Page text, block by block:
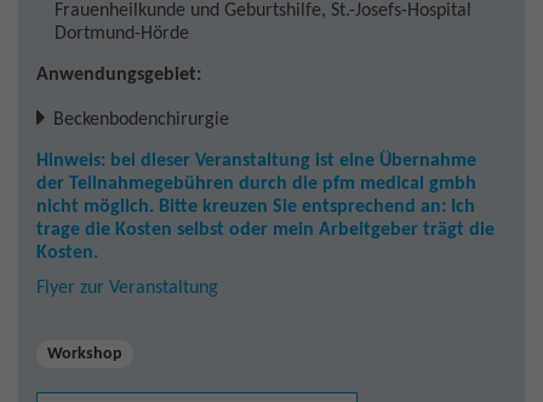
Frauenheilkunde und Geburtshilfe, St.-Josefs-Hospital
Dortmund-Hörde
Anwendungsgebiet:
Beckenbodenchirurgie
Hinweis: bei dieser Veranstaltung ist eine Übernahme
der Teilnahmegebühren durch die pfm medical gmbh
nicht möglich. Bitte kreuzen Sie entsprechend an: Ich
trage die Kosten selbst oder mein Arbeitgeber trägt die
Kosten.
Flyer zur Veranstaltung
Workshop